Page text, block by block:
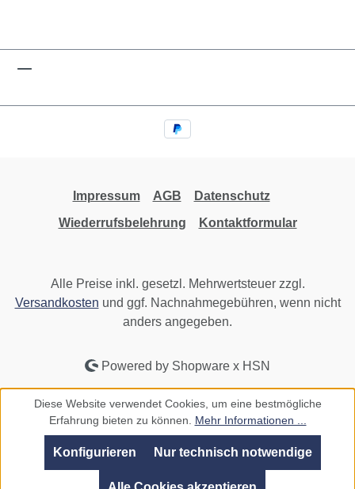
Impressum AGB
Datenschutz
Wiederrufsbelehrung
Kontaktformular
Alle Preise inkl. gesetzl. Mehrwertsteuer zzgl.
Versandkosten und ggf. Nachnahmegebühren, wenn nicht
anders angegeben.
Powered by Shopware x HSN
Diese Website verwendet Cookies, um eine bestmögliche
Erfahrung bieten zu können. Mehr Informationen ...
Nur technisch notwendige
Konfigurieren